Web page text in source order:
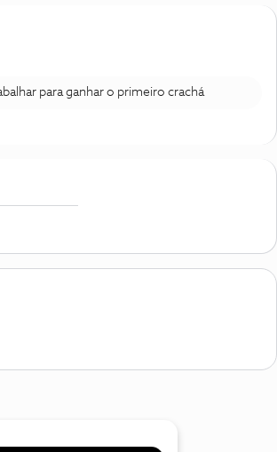
para ganhar o primeiro crachá